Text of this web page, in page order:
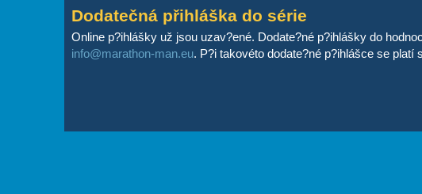
Dodatečná přihláška do série
Online p?ihlášky už jsou uzav?ené. Dodate?né p?ihlášky do
info@marathon-man.eu. P?i takovéto dodate?né p?ihlášce se platí